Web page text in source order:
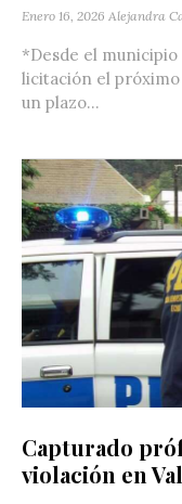
Enero 16, 2026 Alejandra
*Desde el
licitación el
un plazo...
Capturado
violación en